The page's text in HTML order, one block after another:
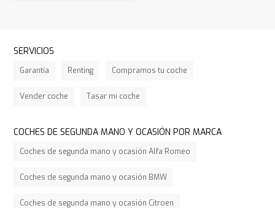
SERVICIOS
Garantía Renting Compramos tu coche
Vender coche Tasar mi coche
COCHES DE SEGUNDA MANO Y OCASIÓN POR MARCA
Coches de segunda mano y ocasión Alfa Romeo
Coches de segunda mano y ocasión BMW
Coches de segunda mano y ocasión Citroen